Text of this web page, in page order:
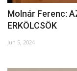
Molnár Ferenc:
ERKÖLCSÖK
Jun 5, 2024